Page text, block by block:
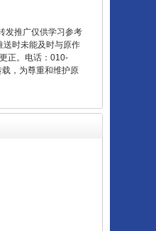
发推广仅供学习参考
送时未能及时与原作
正。电话：010-
，为尊重和维护原
见证